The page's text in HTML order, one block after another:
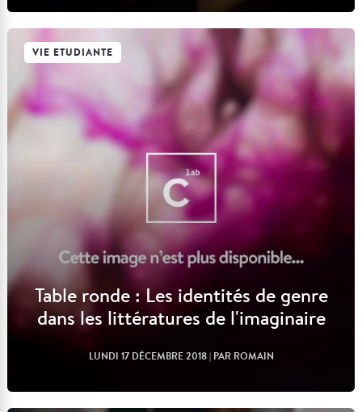
Table ronde : Les identités de genre
dans les littératures de l'imaginaire
LUNDI 17 DÉCEMBRE 2018| PAR ROMAIN
VIE ETUDIANTE